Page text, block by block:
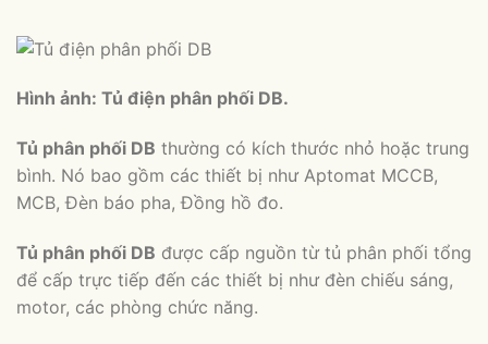
Hình ảnh: Tủ điện phân phối DB.
Tủ phân phối DB thường có kích thước nhỏ hoặc trung
bình. Nó bao gồm các thiết bị như Aptomat MCCB,
MCB, Đèn báo pha, Đồng hồ đo.
Tủ phân phối DB được cấp nguồn từ tủ phân phối tổng
để cấp trực tiếp đến các thiết bị như đèn chiếu sáng,
motor, các phòng chức năng.